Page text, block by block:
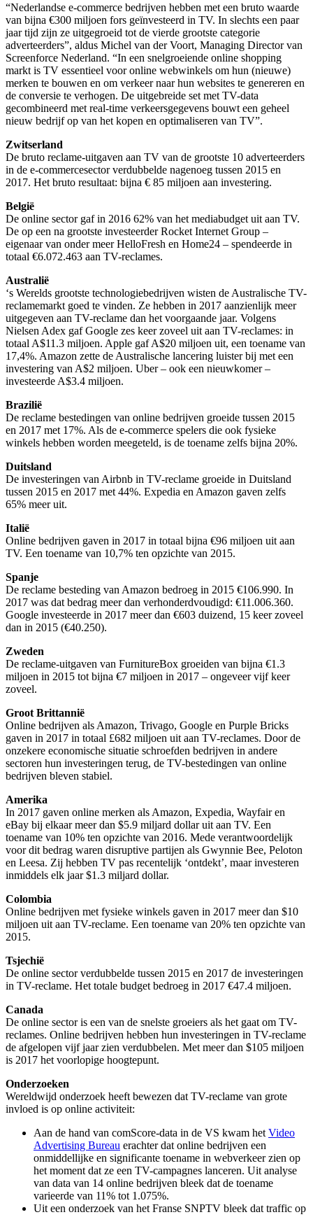
“Nederlandse e-commerce bedrijven hebben met een bruto waarde
van bijna €300 miljoen fors geïnvesteerd in TV. In slechts een paar
jaar tijd zijn ze uitgegroeid tot de vierde grootste categorie
adverteerders”, aldus Michel van der Voort, Managing Director van
Screenforce Nederland. “In een snelgroeiende online shopping
markt is TV essentieel voor online webwinkels om hun (nieuwe)
merken te bouwen en om verkeer naar hun websites te genereren en
de conversie te verhogen. De uitgebreide set met TV-data
gecombineerd met real-time verkeersgegevens bouwt een geheel
nieuw bedrijf op van het kopen en optimaliseren van TV”.
Zwitserland
De bruto reclame-uitgaven aan TV van de grootste 10 adverteerders
in de e-commercesector verdubbelde nagenoeg tussen 2015 en
2017. Het bruto resultaat: bijna € 85 miljoen aan investering.
België
De online sector gaf in 2016 62% van het mediabudget uit aan TV.
De op een na grootste investeerder Rocket Internet Group –
eigenaar van onder meer HelloFresh en Home24 – spendeerde in
totaal €6.072.463 aan TV-reclames.
Australië
‘s Werelds grootste technologiebedrijven wisten de Australische TV-
reclamemarkt goed te vinden. Ze hebben in 2017 aanzienlijk meer
uitgegeven aan TV-reclame dan het voorgaande jaar. Volgens
Nielsen Adex gaf Google zes keer zoveel uit aan TV-reclames: in
totaal A$11.3 miljoen. Apple gaf A$20 miljoen uit, een toename van
17,4%. Amazon zette de Australische lancering luister bij met een
investering van A$2 miljoen. Uber – ook een nieuwkomer –
investeerde A$3.4 miljoen.
Brazilië
De reclame bestedingen van online bedrijven groeide tussen 2015
en 2017 met 17%. Als de e-commerce spelers die ook fysieke
winkels hebben worden meegeteld, is de toename zelfs bijna 20%.
Duitsland
De investeringen van Airbnb in TV-reclame groeide in Duitsland
tussen 2015 en 2017 met 44%. Expedia en Amazon gaven zelfs
65% meer uit.
Italië
Online bedrijven gaven in 2017 in totaal bijna €96 miljoen uit aan
TV. Een toename van 10,7% ten opzichte van 2015.
Spanje
De reclame besteding van Amazon bedroeg in 2015 €106.990. In
2017 was dat bedrag meer dan verhonderdvoudigd: €11.006.360.
Google investeerde in 2017 meer dan €603 duizend, 15 keer zoveel
dan in 2015 (€40.250).
Zweden
De reclame-uitgaven van FurnitureBox groeiden van bijna €1.3
miljoen in 2015 tot bijna €7 miljoen in 2017 – ongeveer vijf keer
zoveel.
Groot Brittannië
Online bedrijven als Amazon, Trivago, Google en Purple Bricks
gaven in 2017 in totaal £682 miljoen uit aan TV-reclames. Door de
onzekere economische situatie schroefden bedrijven in andere
sectoren hun investeringen terug, de TV-bestedingen van online
bedrijven bleven stabiel.
Amerika
In 2017 gaven online merken als Amazon, Expedia, Wayfair en
eBay bij elkaar meer dan $5.9 miljard dollar uit aan TV. Een
toename van 10% ten opzichte van 2016. Mede verantwoordelijk
voor dit bedrag waren disruptive partijen als Gwynnie Bee, Peloton
en Leesa. Zij hebben TV pas recentelijk ‘ontdekt’, maar investeren
inmiddels elk jaar $1.3 miljard dollar.
Colombia
Online bedrijven met fysieke winkels gaven in 2017 meer dan $10
miljoen uit aan TV-reclame. Een toename van 20% ten opzichte van
2015.
Tsjechië
De online sector verdubbelde tussen 2015 en 2017 de investeringen
in TV-reclame. Het totale budget bedroeg in 2017 €47.4 miljoen.
Canada
De online sector is een van de snelste groeiers als het gaat om TV-
reclames. Online bedrijven hebben hun investeringen in TV-reclame
de afgelopen vijf jaar zien verdubbelen. Met meer dan $105 miljoen
is 2017 het voorlopige hoogtepunt.
Onderzoeken
Wereldwijd onderzoek heeft bewezen dat TV-reclame van grote
invloed is op online activiteit:
Aan de hand van comScore-data in de VS kwam het Video
Advertising Bureau erachter dat online bedrijven een
onmiddellijke en significante toename in webverkeer zien op
het moment dat ze een TV-campagnes lanceren. Uit analyse
van data van 14 online bedrijven bleek dat de toename
varieerde van 11% tot 1.075%.
Uit een onderzoek van het Franse SNPTV bleek dat traffic op